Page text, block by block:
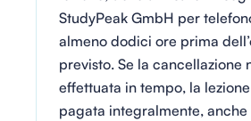
StudyPeak GmbH per
almeno dodici ore prima
previsto. Se la cancellazione
effettuata in tempo, la
pagata integralmente, anche